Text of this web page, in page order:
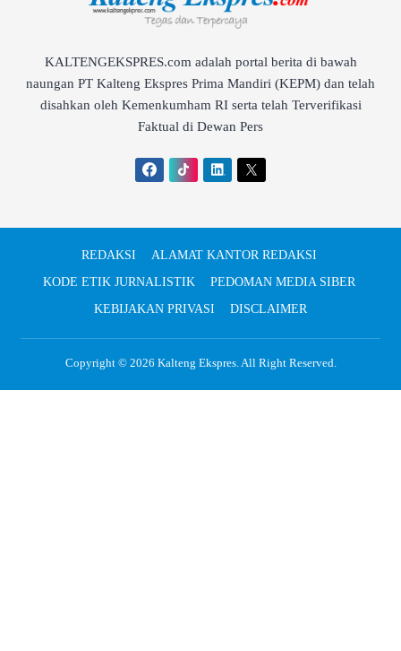
KALTENGEKSPRES.com adalah portal berita di bawah
naungan PT Kalteng Ekspres Prima Mandiri (KEPM) dan telah
disahkan oleh Kemenkumham RI serta telah Terverifikasi
Faktual di Dewan Pers
REDAKSI
ALAMAT KANTOR REDAKSI
KODE ETIK JURNALISTIK
PEDOMAN MEDIA SIBER
KEBIJAKAN PRIVASI
DISCLAIMER
Copyright © 2026 Kalteng Ekspres. All Right Reserved.